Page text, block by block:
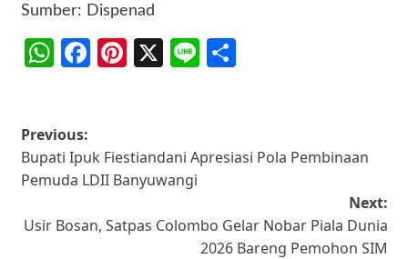
Sumber: Dispenad
WhatsApp
Facebook
Pinterest
X Line
Post
navigation
Previous:
Bupati Ipuk Fiestiandani Apresiasi Pola Pembinaan
Pemuda LDII Banyuwangi
Next:
Usir Bosan, Satpas Colombo Gelar Nobar Piala Dunia
2026 Bareng Pemohon SIM